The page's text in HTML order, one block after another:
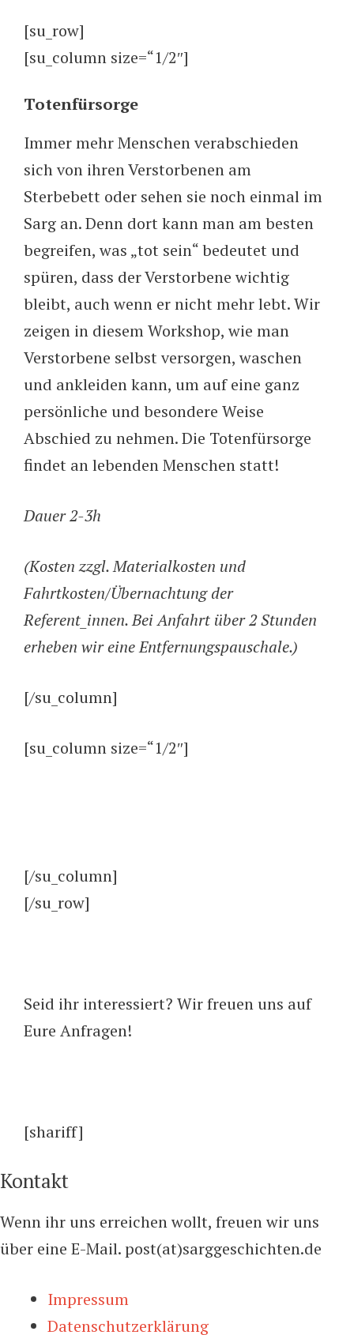
[su_row]
[su_column size=“1/2″]
Totenfürsorge
Immer mehr Menschen verabschieden
sich von ihren Verstorbenen am
Sterbebett oder sehen sie noch einmal im
Sarg an. Denn dort kann man am besten
begreifen, was „tot sein“ bedeutet und
spüren, dass der Verstorbene wichtig
bleibt, auch wenn er nicht mehr lebt. Wir
zeigen in diesem Workshop, wie man
Verstorbene selbst versorgen, waschen
und ankleiden kann, um auf eine ganz
persönliche und besondere Weise
Abschied zu nehmen. Die Totenfürsorge
findet an lebenden Menschen statt!
Dauer 2-3h
(Kosten zzgl. Materialkosten und
Fahrtkosten/Übernachtung der
Referent_innen. Bei Anfahrt über 2 Stunden
erheben wir eine Entfernungspauschale.)
[/su_column]
[su_column size=“1/2″]
[/su_column]
[/su_row]
Seid ihr interessiert? Wir freuen uns auf
Eure Anfragen!
[shariff]
Kontakt
Wenn ihr uns erreichen wollt, freuen wir uns
über eine E-Mail. post(at)sarggeschichten.de
Impressum
Datenschutzerklärung